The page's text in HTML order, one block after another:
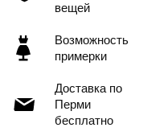
вещей
Возможность
примерки
Доставка по
Перми
бесплатно